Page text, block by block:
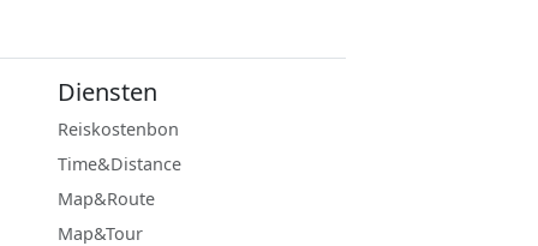
Diensten
Reiskostenbon
Time&Distance
Map&Route
Map&Tour